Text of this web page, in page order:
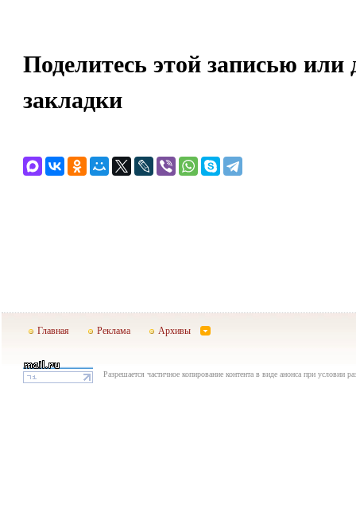
Поделитесь этой записью или
закладки
Главная Реклама Архивы
Разрешается частичное копирование контента в виде анонса при условии